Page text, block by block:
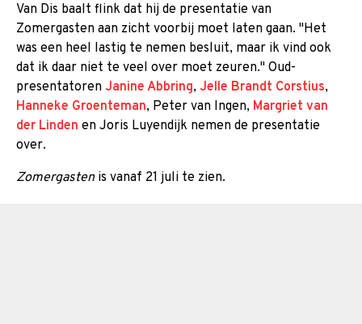
Van Dis baalt flink dat hij de presentatie van
Zomergasten aan zicht voorbij moet laten gaan. "Het
was een heel lastig te nemen besluit, maar ik vind ook
dat ik daar niet te veel over moet zeuren." Oud-
presentatoren Janine Abbring, Jelle Brandt Corstius,
Hanneke Groenteman, Peter van Ingen, Margriet van
der Linden en Joris Luyendijk nemen de presentatie
over.
Zomergastenis vanaf 21 juli te zien.